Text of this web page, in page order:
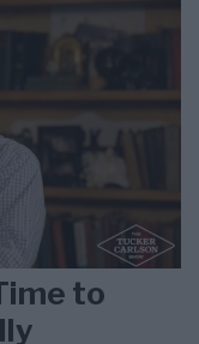
to